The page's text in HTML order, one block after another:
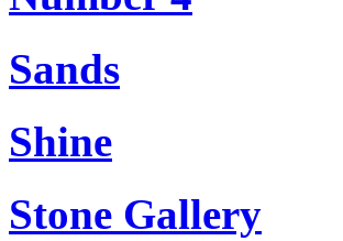
Sands
Shine
Stone Gallery